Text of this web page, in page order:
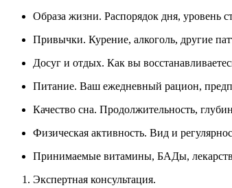
Образа жизни. Распорядок дня, уровень
Привычки. Курение, алкоголь, другие
Досуг и отдых. Как вы
Питание. Ваш ежедневный рацион,
Качество сна. Продолжительность,
Физическая активность. Вид и
Принимаемые витамины, БАДы,
Экспертная консультация.